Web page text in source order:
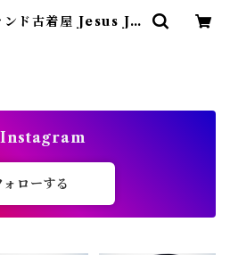
ンド古着屋 Jesus Ju
Instagram
ォローする